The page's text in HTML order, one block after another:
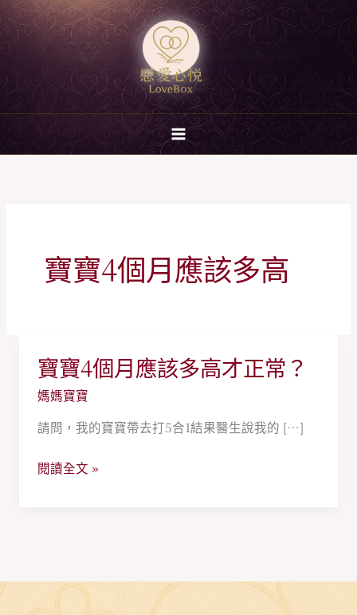
跳
至
主
要
內
寶寶4個月應該多高
寶寶4個月應該多高才正常？
媽媽寶寶
請問，我的寶寶帶去打5合1結果醫生說我的 […]
寶
寶
個
應
正
閱讀全文 »